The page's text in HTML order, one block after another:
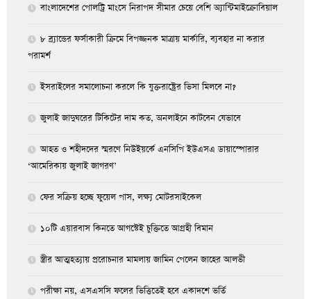
বাংলাদেশের পোলট্রি মাংসে নিরাপদ সীমার চেয়ে বেশি অ্যান্টিমাইক্রোবিয়াল
৮ ব্র্যান্ডের ফর্সাকারী ক্রিমে বিপজ্জনক মাত্রায় মার্কারি, ব্যবহার না করার
পরামর্শ
ইসরাইলের সমালোচনা করলে কি যুক্তরাষ্ট্রের ভিসা মিলবে না?
জুলাই জাদুঘরের টিকিটের দাম কত, অনলাইনে কাটবেন যেভাবে
আহত ও শহীদদের স্মরণে নিউইয়র্কে এনসিপি ইউএসএ ডায়াস্পোরার
‘আমেরিকায় জুলাই জাগরণ’
ফের সক্রিয় হচ্ছে ফুয়েল পাস, লক্ষ্য মোটরসাইকেল
১০টি এয়ারবাস কিনতে আগস্টেই চুক্তিতে আগ্রহী বিমান
স্ত্রীর আত্মহত্যায় প্ররোচনার মামলায় জামিন পেলেন জাহের আলভী
পরীক্ষা নয়, এসএসসি ফলের ভিত্তিতেই হবে একাদশে ভর্তি